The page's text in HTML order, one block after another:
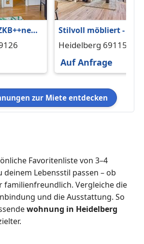
Stilvoll möbliert -
für Geschäftsreisende
Stylish & Ideal for
Heidelberg 69115
Auf Anfrage
zur Miete entdecken
Favoritenliste von 3–4
deinem Lebensstil passen – ob
familienfreundlich. Vergleiche die
und die Ausstattung. So
wohnung in Heidelberg